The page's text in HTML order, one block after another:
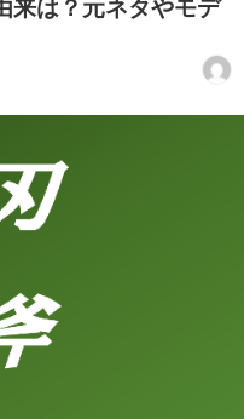
来は？元ネタやモデ